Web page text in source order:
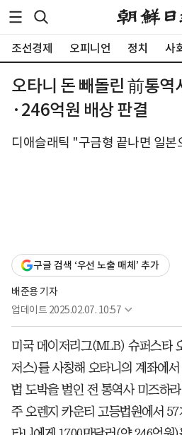
조선경제 오피니언 정치 사
오타니 돈 빼돌린 前통역
·246억원 배상 판결
디애슬래틱 "구금형 끝나면 일본
구글 검색 ‘우선 노출 매체’ 추가
배준용 기자
업데이트 2025.02.07. 10:57
미국 메이저리그(MLB) 슈퍼스타
저스)를 사칭해 오타니의 계좌에
법 도박을 벌인 전 통역사 미즈하
주 오렌지 카운티 고등법원에서